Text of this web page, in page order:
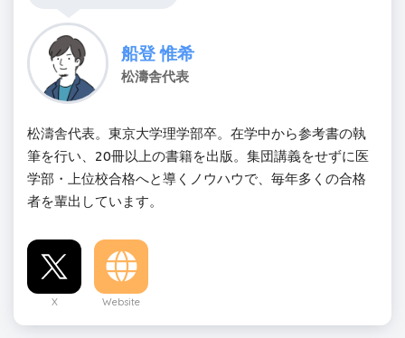
船登 惟希
松濤舎代表
松濤舎代表。東京大学理学部卒。在学中から参考書の執
筆を行い、20冊以上の書籍を出版。集団講義をせずに医
学部・上位校合格へと導くノウハウで、毎年多くの合格
者を輩出しています。
X Website